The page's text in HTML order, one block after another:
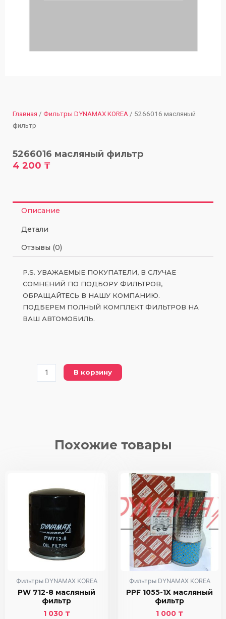
Главная / Фильтры DYNAMAX KOREA / 5266016 масляный
фильтр
5266016 масляный фильтр
4 200 ₸
Описание
Детали
Отзывы (0)
P.S. УВАЖАЕМЫЕ ПОКУПАТЕЛИ, В СЛУЧАЕ
СОМНЕНИЙ ПО ПОДБОРУ ФИЛЬТРОВ,
ОБРАЩАЙТЕСЬ В НАШУ КОМПАНИЮ.
ПОДБЕРЕМ ПОЛНЫЙ КОМПЛЕКТ ФИЛЬТРОВ НА
ВАШ АВТОМОБИЛЬ.
Количество
товара
В корзину
Похожие товары
Фильтры DYNAMAX KOREA
PW 712-8 масляный
фильтр
1 030 ₸
Фильтры DYNAMAX KOREA
PPF 1055-1X масляный
фильтр
1 000 ₸